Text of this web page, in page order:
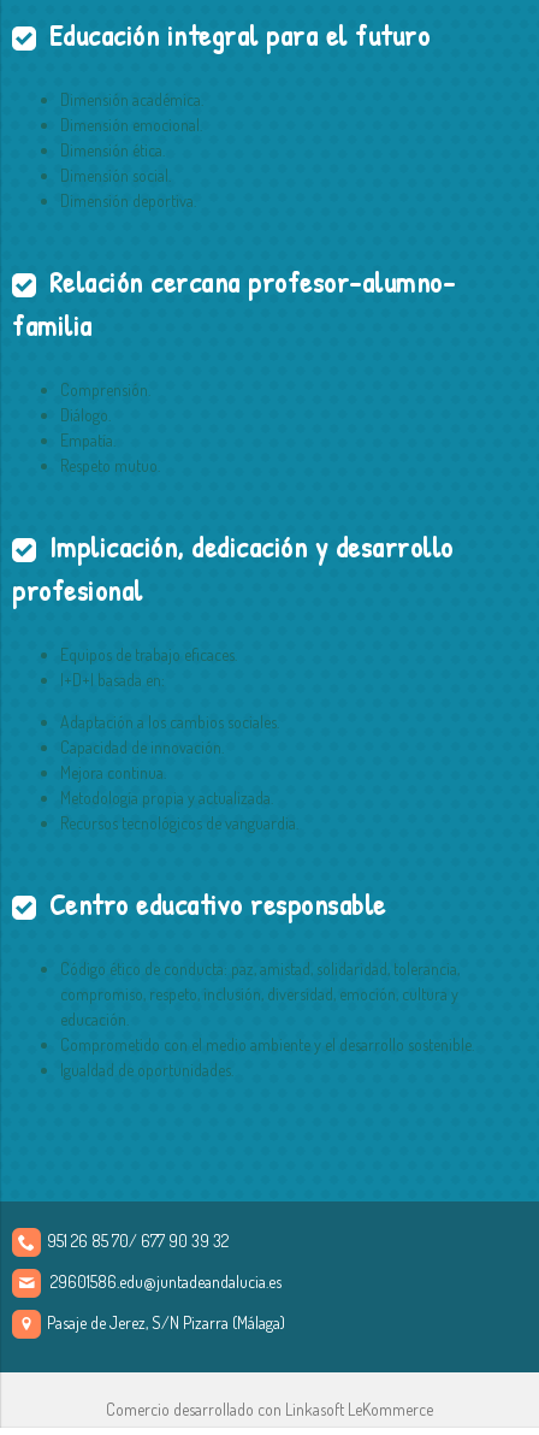
Educación integral para el futuro
Dimensión académica.
Dimensión emocional.
Dimensión ética.
Dimensión social.
Dimensión deportiva.
Relación cercana profesor-alumno-
familia
Comprensión.
Diálogo.
Empatía.
Respeto mutuo.
Implicación, dedicación y desarrollo
profesional
Equipos de trabajo eficaces.
I+D+I basada en:
Adaptación a los cambios sociales.
Capacidad de innovación.
Mejora continua.
Metodología propia y actualizada.
Recursos tecnológicos de vanguardia.
Centro educativo responsable
Código ético de conducta: paz, amistad, solidaridad, tolerancia,
compromiso, respeto, inclusión, diversidad, emoción, cultura y
educación.
Comprometido con el medio ambiente y el desarrollo sostenible.
Igualdad de oportunidades.
951 26 85 70/ 677 90 39 32
29601586.edu@juntadeandalucia.es
Pasaje de Jerez, S/N Pizarra (Málaga)
Comercio desarrollado con Linkasoft LeKommerce